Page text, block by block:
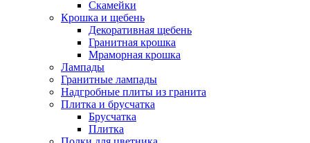
Скамейки
Крошка и щебень
Декоративная щебень
Гранитная крошка
Мраморная крошка
Лампады
Гранитные лампады
Надгробные плиты из гранита
Плитка и брусчатка
Брусчатка
Плитка